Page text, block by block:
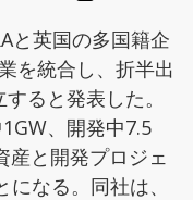
と英国の多国籍企
を統合し、折半出
ると発表した。
、開発中7.5
産と開発プロジェ
なる。同社は、